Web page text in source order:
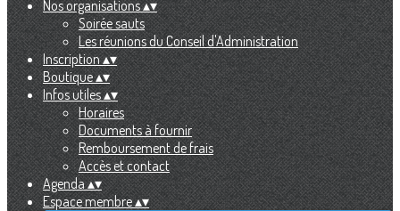
Nos organisations▴▾
Soirée sauts
Les réunions du Conseil d'Administration
Inscription▴▾
Boutique▴▾
Infos utiles▴▾
Horaires
Documents à fournir
Remboursement de frais
Accès et contact
Agenda▴▾
Espace membre▴▾